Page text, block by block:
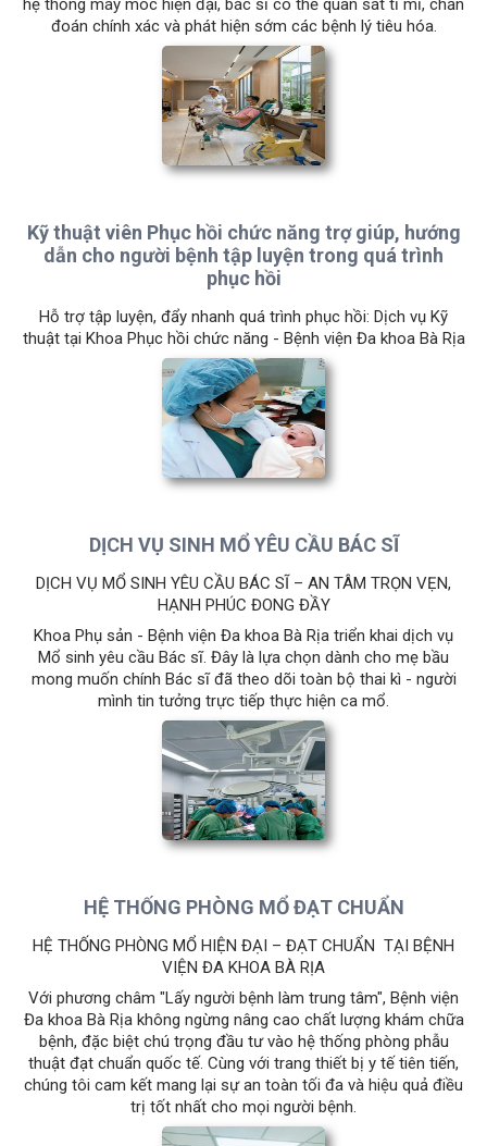
hệ thống máy móc hiện đại, bác sĩ có thể quan sát tỉ mỉ, chẩn
đoán chính xác và phát hiện sớm các bệnh lý tiêu hóa.
Kỹ thuật viên Phục hồi chức năng trợ giúp, hướng
dẫn cho người bệnh tập luyện trong quá trình
phục hồi
Hỗ trợ tập luyện, đẩy nhanh quá trình phục hồi: Dịch vụ Kỹ
thuật tại Khoa Phục hồi chức năng - Bệnh viện Đa khoa Bà Rịa
DỊCH VỤ SINH MỔ YÊU CẦU BÁC SĨ
DỊCH VỤ MỔ SINH YÊU CẦU BÁC SĨ – AN TÂM TRỌN VẸN,
HẠNH PHÚC ĐONG ĐẦY
​Khoa Phụ sản - Bệnh viện Đa khoa Bà Rịa triển khai dịch vụ
Mổ sinh yêu cầu Bác sĩ. Đây là lựa chọn dành cho mẹ bầu
mong muốn chính Bác sĩ đã theo dõi toàn bộ thai kì - người
mình tin tưởng trực tiếp thực hiện ca mổ.
HỆ THỐNG PHÒNG MỔ ĐẠT CHUẨN
HỆ THỐNG PHÒNG MỔ HIỆN ĐẠI – ĐẠT CHUẨN TẠI BỆNH
VIỆN ĐA KHOA BÀ RỊA
​Với phương châm "Lấy người bệnh làm trung tâm", Bệnh viện
Đa khoa Bà Rịa không ngừng nâng cao chất lượng khám chữa
bệnh, đặc biệt chú trọng đầu tư vào hệ thống phòng phẫu
thuật đạt chuẩn quốc tế. Cùng với trang thiết bị y tế tiên tiến,
chúng tôi cam kết mang lại sự an toàn tối đa và hiệu quả điều
trị tốt nhất cho mọi người bệnh.